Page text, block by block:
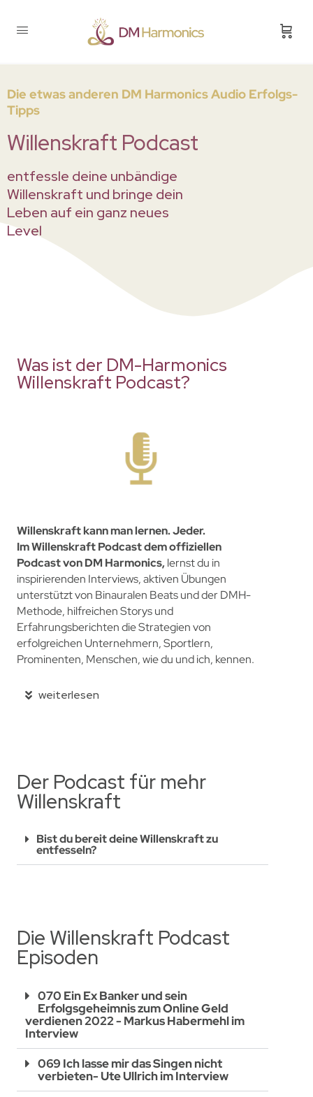
Die etwas anderen DM Harmonics Audio Erfolgs-
Tipps
Willenskraft Podcast
entfessle deine unbändige
Willenskraft und bringe dein
Leben auf ein ganz neues
Level
Was ist der DM-Harmonics
Willenskraft Podcast?
Willenskraft kann man lernen. Jeder.
Im Willenskraft Podcastdem offiziellen
Podcastvon DM Harmonics,lernst du in
inspirierenden Interviews, aktiven Übungen
unterstützt von Binauralen Beats und der DMH-
Methode, hilfreichen Storys und
Erfahrungsberichten die Strategien von
erfolgreichen Unternehmern, Sportlern,
Prominenten, Menschen, wie du und ich, kennen.
weiterlesen
Der Podcast für mehr
Willenskraft
Bist du bereit deine Willenskraft zu
entfesseln?
Die Willenskraft Podcast
Episoden
070 Ein Ex Banker und sein
Erfolgsgeheimnis zum Online Geld
verdienen 2022 - Markus Habermehl im
Interview
069 Ich lasse mir das Singen nicht
verbieten- Ute Ullrich im Interview